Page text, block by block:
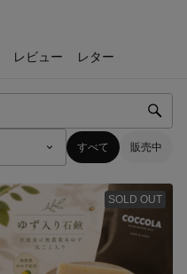
レビュー レター
すべて 販売中
SOLD OUT